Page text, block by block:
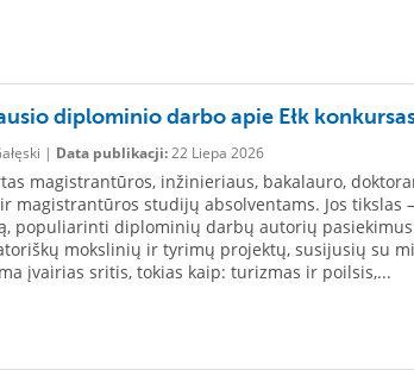
diplominio darbo apie Ełk
| Data publikacji:22 Liepa 2026
magistrantūros, inžinieriaus, bakalauro,
magistrantūros studijų absolventams. Jos tikslas
populiarinti diplominių darbų autorių
mokslinių ir tyrimų projektų, susijusių su
įvairias sritis, tokias kaip: turizmas ir poilsis,...